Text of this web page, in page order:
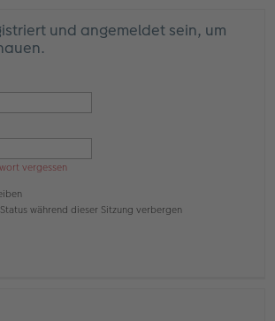
und angemeldet sein, um
vergessen
während dieser Sitzung verbergen